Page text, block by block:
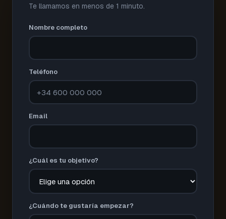
Te llamamos en menos de 1 minuto.
Nombre completo
Teléfono
Email
¿Cuál es tu objetivo?
¿Cuándo te gustaría empezar?